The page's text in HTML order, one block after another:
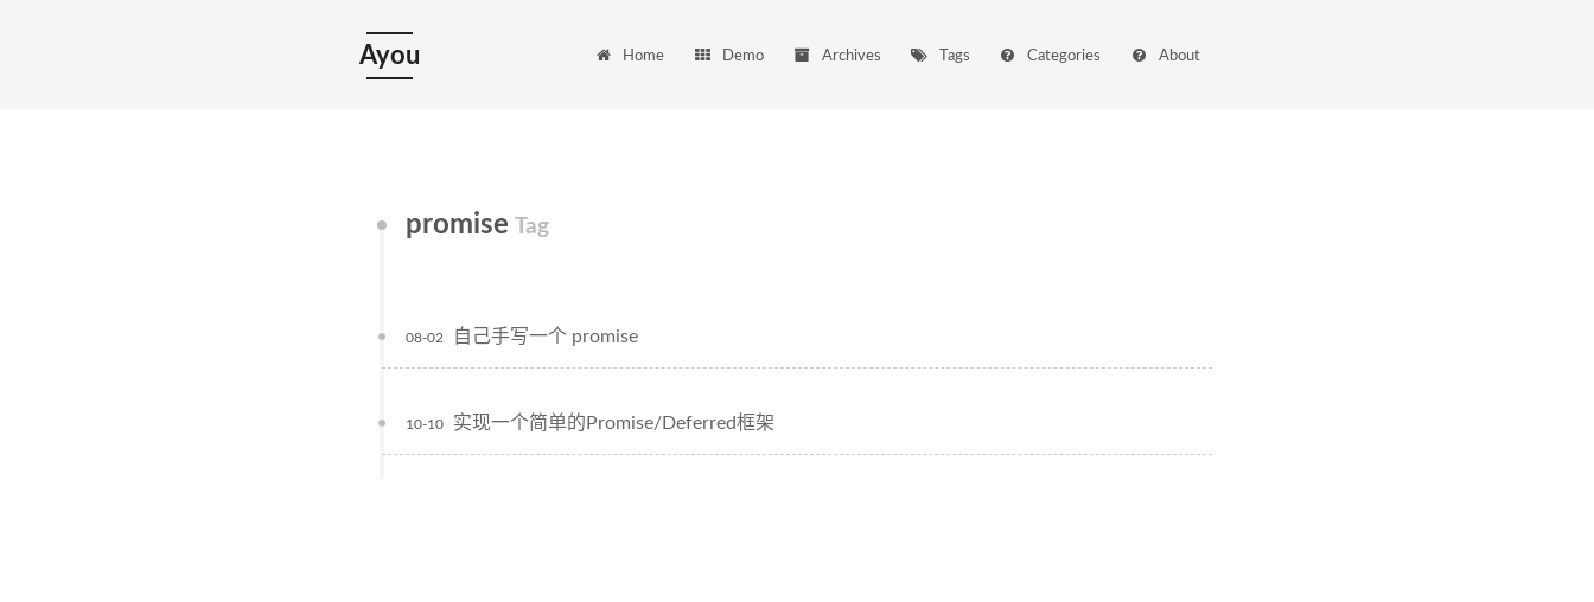
Ayou Home Demo Archives Tags Categories About
promise Tag
自己手写一个 promise
08-02
实现一个简单的Promise/Deferred框架
10-10